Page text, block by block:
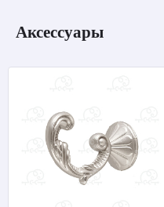
Аксессуары